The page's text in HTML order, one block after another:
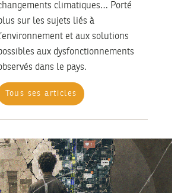
climatiques… Porté
sur les sujets liés à
et aux solutions
aux dysfonctionnements
dans le pays.
Tous ses articles